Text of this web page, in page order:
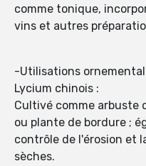
comme tonique,
vins et autres
-Utilisations
Lycium chinois :
Cultivé comme arbuste
ou plante de bordure ;
contrôle de l'érosion et
sèches.